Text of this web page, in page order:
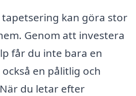
tapetsering kan göra stor
Genom att investera
får du inte bara en
en pålitlig och
du letar efter